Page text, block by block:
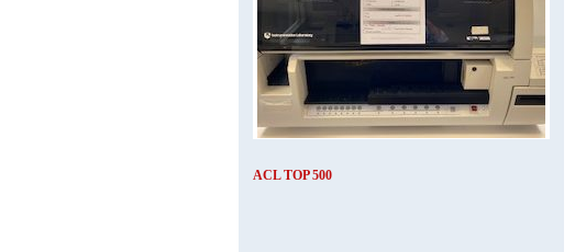
ACL TOP 500